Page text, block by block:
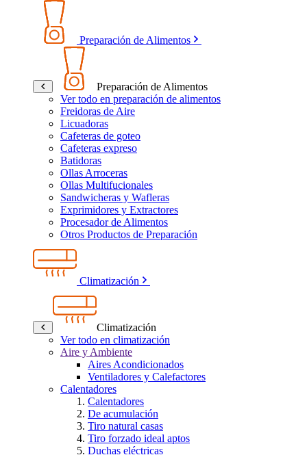
Preparación de Alimentos
Preparación de Alimentos
Ver todo en preparación de alimentos
Freidoras de Aire
Licuadoras
Cafeteras de goteo
Cafeteras expreso
Batidoras
Ollas Arroceras
Ollas Multifucionales
Sandwicheras y Wafleras
Exprimidores y Extractores
Procesador de Alimentos
Otros Productos de Preparación
Climatización
Climatización
Ver todo en climatización
Aire y Ambiente
Aires Acondicionados
Ventiladores y Calefactores
Calentadores
Calentadores
De acumulación
Tiro natural casas
Tiro forzado ideal aptos
Duchas eléctricas